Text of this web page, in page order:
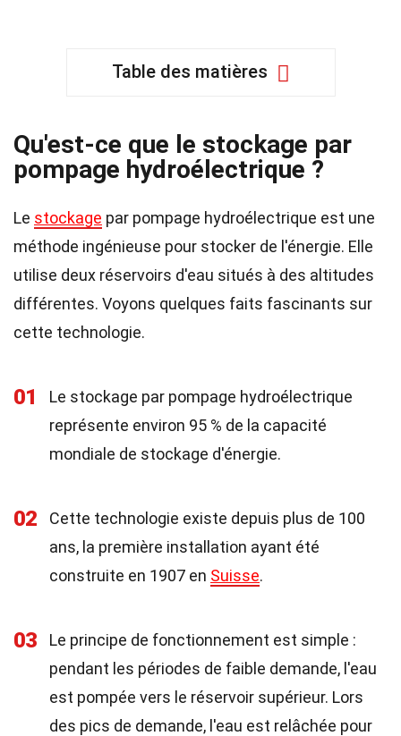
Table des matières
Qu'est-ce que le stockage par
pompage hydroélectrique ?
Le stockage par pompage hydroélectrique est une
méthode ingénieuse pour stocker de l'énergie. Elle
utilise deux réservoirs d'eau situés à des altitudes
différentes. Voyons quelques faits fascinants sur
cette technologie.
01
Le stockage par pompage hydroélectrique
représente environ 95 % de la capacité
mondiale de stockage d'énergie.
02
Cette technologie existe depuis plus de 100
ans, la première installation ayant été
construite en 1907 en Suisse.
03
Le principe de fonctionnement est simple :
pendant les périodes de faible demande, l'eau
est pompée vers le réservoir supérieur. Lors
des pics de demande, l'eau est relâchée pour